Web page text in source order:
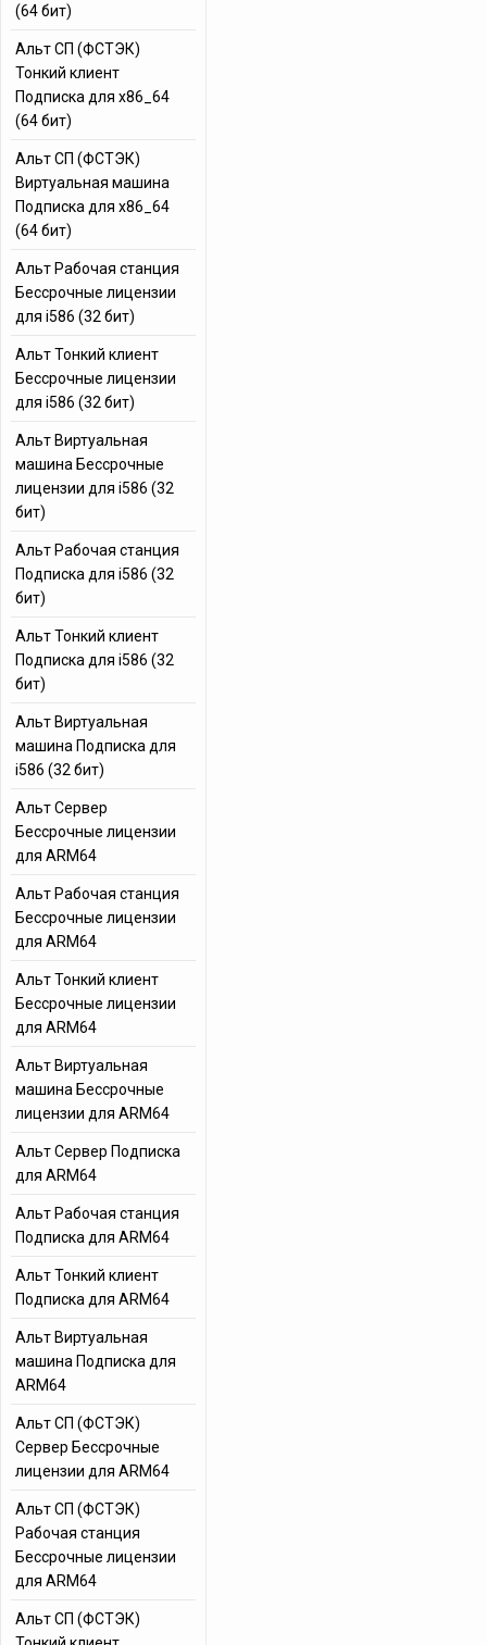
(64 бит)
Альт СП (ФСТЭК)
Тонкий клиент
Подписка для x86_64
(64 бит)
Альт СП (ФСТЭК)
Виртуальная машина
Подписка для x86_64
(64 бит)
Альт Рабочая станция
Бессрочные лицензии
для i586 (32 бит)
Альт Тонкий клиент
Бессрочные лицензии
для i586 (32 бит)
Альт Виртуальная
машина Бессрочные
лицензии для i586 (32
бит)
Альт Рабочая станция
Подписка для i586 (32
бит)
Альт Тонкий клиент
Подписка для i586 (32
бит)
Альт Виртуальная
машина Подписка для
i586 (32 бит)
Альт Сервер
Бессрочные лицензии
для ARM64
Альт Рабочая станция
Бессрочные лицензии
для ARM64
Альт Тонкий клиент
Бессрочные лицензии
для ARM64
Альт Виртуальная
машина Бессрочные
лицензии для ARM64
Альт Сервер Подписка
для ARM64
Альт Рабочая станция
Подписка для ARM64
Альт Тонкий клиент
Подписка для ARM64
Альт Виртуальная
машина Подписка для
ARM64
Альт СП (ФСТЭК)
Сервер Бессрочные
лицензии для ARM64
Альт СП (ФСТЭК)
Рабочая станция
Бессрочные лицензии
для ARM64
Альт СП (ФСТЭК)